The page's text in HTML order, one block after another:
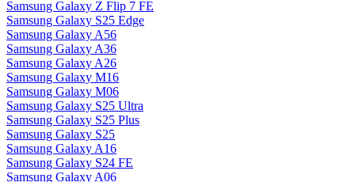
Samsung Galaxy Z Flip 7 FE
Samsung Galaxy S25 Edge
Samsung Galaxy A56
Samsung Galaxy A36
Samsung Galaxy A26
Samsung Galaxy M16
Samsung Galaxy M06
Samsung Galaxy S25 Ultra
Samsung Galaxy S25 Plus
Samsung Galaxy S25
Samsung Galaxy A16
Samsung Galaxy S24 FE
Samsung Galaxy A06